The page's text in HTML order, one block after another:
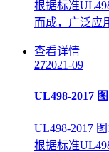
根据标准
而成，广泛应
查看详情
272021-09
UL498-2017
UL498-2017
根据标准